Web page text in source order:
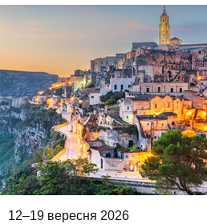
12–19 вересня 2026